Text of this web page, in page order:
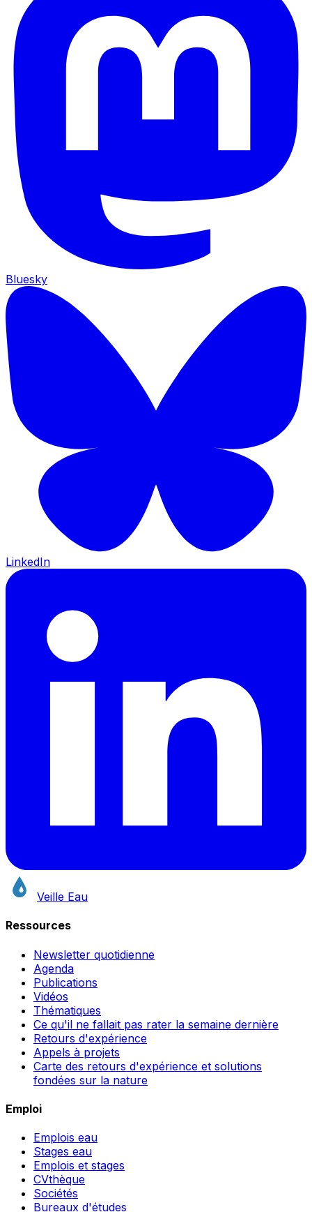
Bluesky
LinkedIn
Veille Eau
Ressources
Newsletter quotidienne
Agenda
Publications
Vidéos
Thématiques
Ce qu'il ne fallait pas rater la semaine dernière
Retours d'expérience
Appels à projets
Carte des retours d'expérience et solutions
fondées sur la nature
Emploi
Emplois eau
Stages eau
Emplois et stages
CVthèque
Sociétés
Bureaux d'études